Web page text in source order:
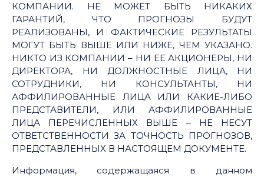
КОМПАНИИ. НЕ МОЖЕТ БЫТЬ НИКАКИХ
ГАРАНТИЙ, ЧТО ПРОГНОЗЫ БУДУТ
РЕАЛИЗОВАНЫ, И ФАКТИЧЕСКИЕ РЕЗУЛЬТАТЫ
МОГУТ БЫТЬ ВЫШЕ ИЛИ НИЖЕ, ЧЕМ УКАЗАНО.
НИКТО ИЗ КОМПАНИИ – НИ ЕЕ АКЦИОНЕРЫ, НИ
ДИРЕКТОРА, НИ ДОЛЖНОСТНЫЕ ЛИЦА, НИ
СОТРУДНИКИ, НИ КОНСУЛЬТАНТЫ, НИ
АФФИЛИРОВАННЫЕ ЛИЦА ИЛИ КАКИЕ-ЛИБО
ПРЕДСТАВИТЕЛИ, ИЛИ АФФИЛИРОВАННЫЕ
ЛИЦА ПЕРЕЧИСЛЕННЫХ ВЫШЕ – НЕ НЕСУТ
ОТВЕТСТВЕННОСТИ ЗА ТОЧНОСТЬ ПРОГНОЗОВ,
ПРЕДСТАВЛЕННЫХ В НАСТОЯЩЕМ ДОКУМЕНТЕ.
Информация, содержащаяся в данном